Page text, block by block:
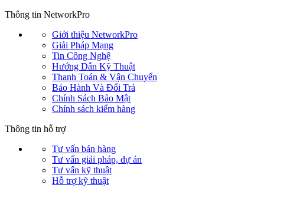
Thông tin NetworkPro
Giới thiệu NetworkPro
Giải Pháp Mạng
Tin Công Nghệ
Hướng Dẫn Kỹ Thuật
Thanh Toán & Vận Chuyển
Bảo Hành Và Đổi Trả
Chính Sách Bảo Mật
Chính sách kiểm hàng
Thông tin hỗ trợ
Tư vấn bán hàng
Tư vấn giải pháp, dự án
Tư vấn kỹ thuật
Hỗ trợ kỹ thuật